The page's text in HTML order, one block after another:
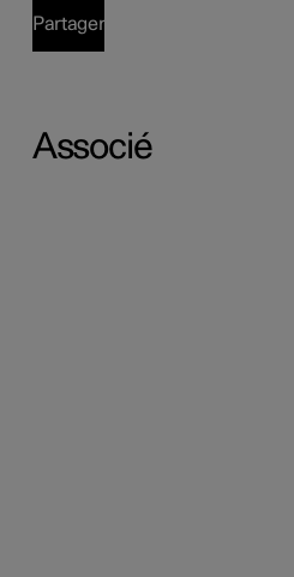
Partager
Associé